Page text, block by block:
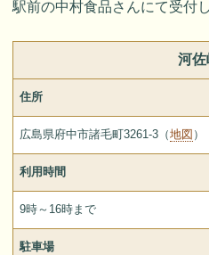
駅前の中村食品さんにて受付
河佐
住所
広島県府中市諸毛町3261-3（地図 ）
利用時間
9時～16時まで
駐車場